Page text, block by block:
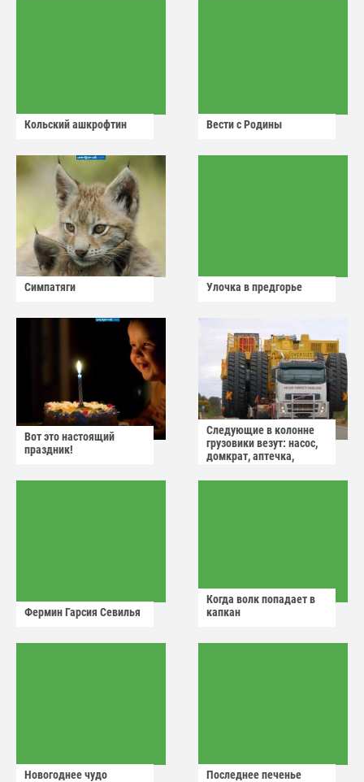
Кольский ашкрофтин Вести с Родины
Симпатяги Улочка в предгорье
Вот это настоящий
праздник!
Следующие в колонне
грузовики везут: насос,
домкрат, аптечка,
Фермин Гарсия Севилья
Когда волк попадает в
капкан
Новогоднее чудо Последнее печенье